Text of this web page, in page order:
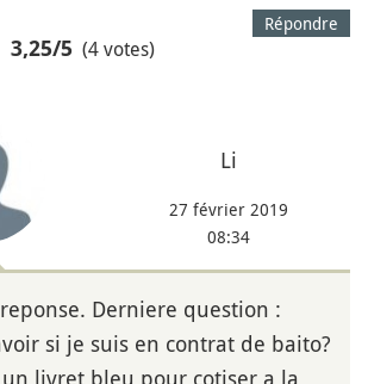
Répondre
3,25/5 (4 votes)
Li
27 février 2019
08:34
Derniere question :
si je suis en contrat de baito?
livret bleu pour cotiser a la